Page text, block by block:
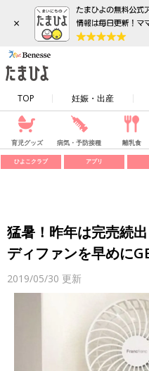
×
TOP 妊娠・出産
育児グッズ 病気・予防接種 離乳食
ひよこクラブ アプリ
猛暑！昨年は完売続
ディファンを早めに
2019/05/30 更新